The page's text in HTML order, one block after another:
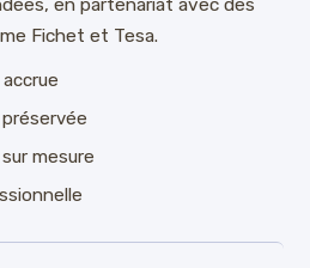
Fichet et Tesa.
mesure